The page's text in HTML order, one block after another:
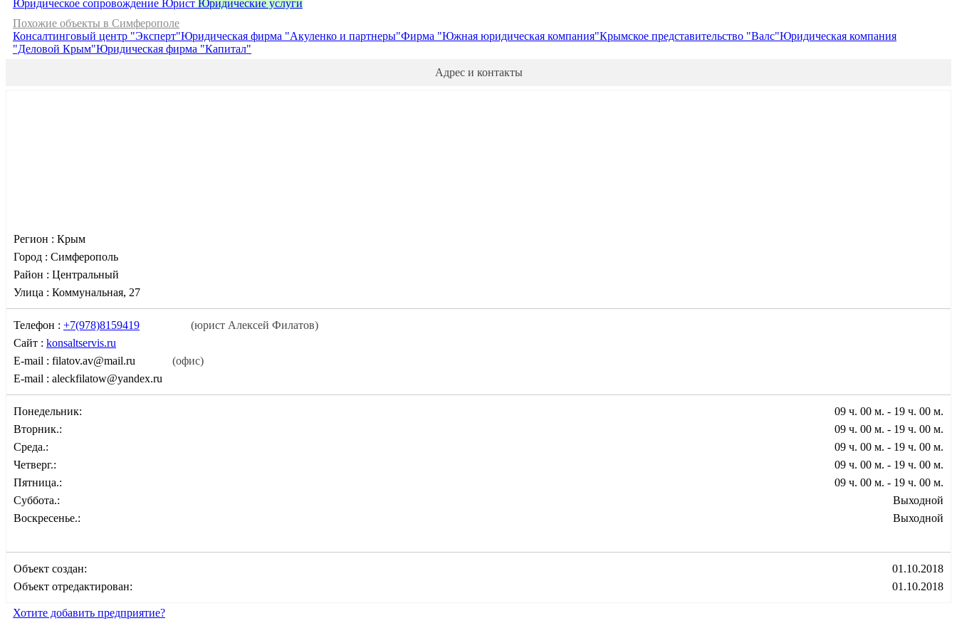
Юридическое сопровождение Юрист Юридические услуги
Похожие объекты в Симферополе
Консалтинговый центр "Эксперт"Юридическая фирма "Акуленко и партнеры"Фирма "Южная юридическая компания"Крымское представительство "Валс"Юридическая компания
"Деловой Крым"Юридическая фирма "Капитал"
Адрес и контакты
Регион : Крым
Город : Симферополь
Район : Центральный
Улица : Коммунальная, 27
Телефон : +7(978)8159419
(юрист Алексей Филатов)
Сайт : konsaltservis.ru
E-mail : filatov.av@mail.ru
(офис)
E-mail : aleckfilatow@yandex.ru
Понедельник:
09 ч. 00 м. - 19 ч. 00 м.
Вторник.:
09 ч. 00 м. - 19 ч. 00 м.
Среда.:
09 ч. 00 м. - 19 ч. 00 м.
Четверг.:
09 ч. 00 м. - 19 ч. 00 м.
Пятница.:
09 ч. 00 м. - 19 ч. 00 м.
Суббота.:
Выходной
Воскресенье.:
Выходной
Объект создан:
01.10.2018
Объект отредактирован:
01.10.2018
Хотите добавить предприятие?